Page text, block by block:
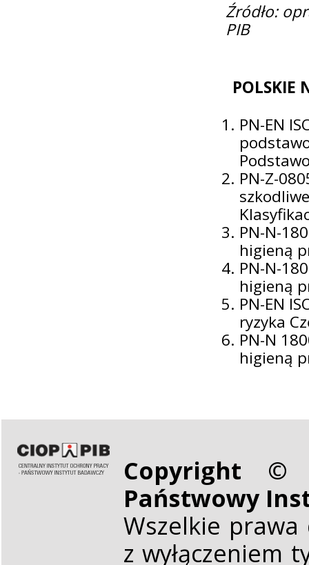
Źródło:
PIB
POLSKIE
PN-EN
PN-Z-
PN-N-
higieną
PN-N-
higieną
PN-EN
ryzyka
PN-N
higieną
Copyright ©
Państwowy
Wszelkie
z wyłączeniem